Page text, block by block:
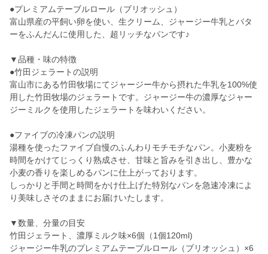
●プレミアムテーブルロール（ブリオッシュ）
富山県産の平飼い卵を使い、生クリーム、ジャージー牛乳とバタ
ーをふんだんに使用した、超リッチなパンです♪
▼品種・味の特徴
●竹田ジェラートの説明
富山市にある竹田牧場にてジャージー牛から摂れた牛乳を100%使
用した竹田牧場のジェラートです。ジャージー牛の濃厚なジャー
ジーミルクを使用したジェラートを味わいください。
●ファイブの冷凍パンの説明
湯種を使ったファイブ自慢のふんわりモチモチなパン。小麦粉を
時間をかけてじっくり熟成させ、甘味と旨みを引き出し、豊かな
小麦の香りを楽しめるパンに仕上がっております。
しっかりと手間と時間をかけ仕上げた特別なパンを急速冷凍によ
り美味しさそのままにお届けいたします。
▼数量、分量の目安
竹田ジェラート、濃厚ミルク味×6個（1個120ml)
ジャージー牛乳のプレミアムテーブルロール（ブリオッシュ）×6